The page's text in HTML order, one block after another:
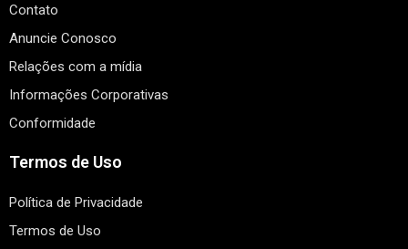
Contato
Anuncie Conosco
Relações com a mídia
Informações Corporativas
Conformidade
Termos de Uso
Política de Privacidade
Termos de Uso